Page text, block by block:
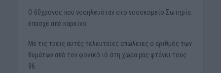
Ο 60χρονος που νοσηλευόταν στο νοσοκομείο Σωτηρία
έπασχε από καρκίνο.
Με τις τρεις αυτές τελευταίες απώλειες ο αριθμός των
θυμάτων από τον φονικό ιό στη χώρα μας φτάνει τους
96.